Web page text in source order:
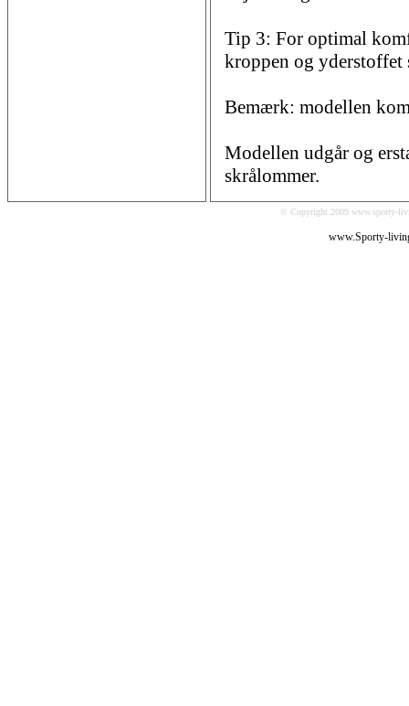
Tip 3: For optimal
kroppen og yderstoffet
Bemærk: modellen
Modellen udgår og
skrålommer.
© Copyright 2009 www.sporty-
www.Sporty-